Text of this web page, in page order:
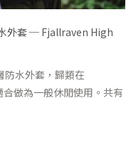
外套 ─ Fjallraven High
防水外套，歸類在
做為一般休閒使用。共有